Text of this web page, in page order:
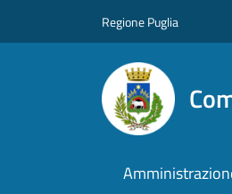
Regione Puglia